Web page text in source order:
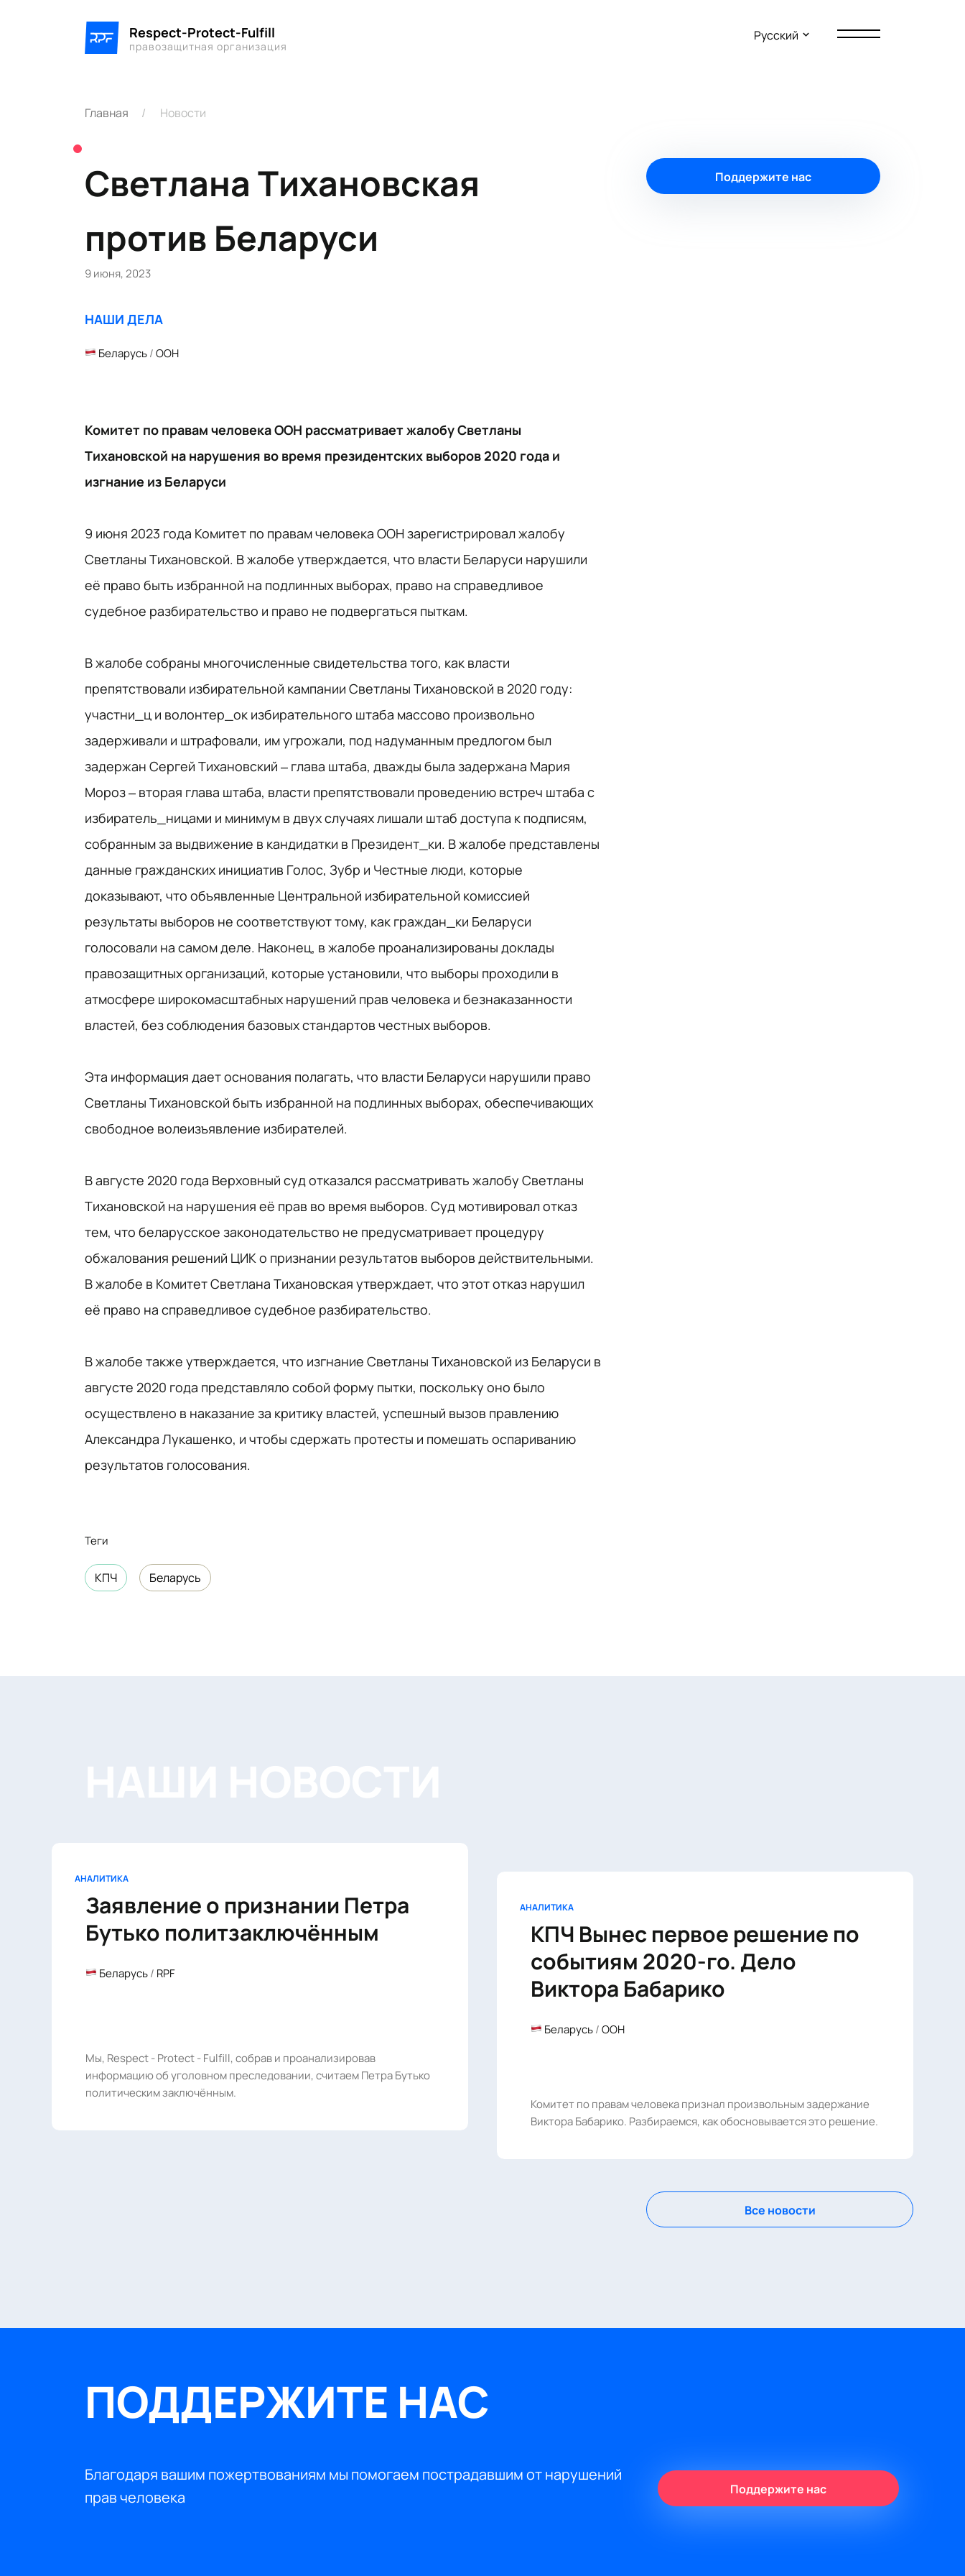
Respect-Protect-Fulfill
правозащитная организация
Русский
Главная Новости
Светлана Тихановская
против Беларуси
9 июня, 2023
НАШИ ДЕЛА
Беларусь/ООН
Комитет по правам человека ООН рассматривает жалобу Светланы
Тихановской на нарушения во время президентских выборов 2020 года и
изгнание из Беларуси
9 июня 2023 года Комитет по правам человека ООН зарегистрировал жалобу
Светланы Тихановской. В жалобе утверждается, что власти Беларуси нарушили
её право быть избранной на подлинных выборах, право на справедливое
судебное разбирательство и право не подвергаться пыткам.
В жалобе собраны многочисленные свидетельства того, как власти
препятствовали избирательной кампании Светланы Тихановской в 2020 году:
участни_ц и волонтер_ок избирательного штаба массово произвольно
задерживали и штрафовали, им угрожали, под надуманным предлогом был
задержан Сергей Тихановский – глава штаба, дважды была задержана Мария
Мороз – вторая глава штаба, власти препятствовали проведению встреч штаба с
избиратель_ницами и минимум в двух случаях лишали штаб доступа к подписям,
собранным за выдвижение в кандидатки в Президент_ки. В жалобе представлены
данные гражданских инициатив Голос, Зубр и Честные люди, которые
доказывают, что объявленные Центральной избирательной комиссией
результаты выборов не соответствуют тому, как граждан_ки Беларуси
голосовали на самом деле. Наконец, в жалобе проанализированы доклады
правозащитных организаций, которые установили, что выборы проходили в
атмосфере широкомасштабных нарушений прав человека и безнаказанности
властей, без соблюдения базовых стандартов честных выборов.
Эта информация дает основания полагать, что власти Беларуси нарушили право
Светланы Тихановской быть избранной на подлинных выборах, обеспечивающих
свободное волеизъявление избирателей.
В августе 2020 года Верховный суд отказался рассматривать жалобу Светланы
Тихановской на нарушения её прав во время выборов. Суд мотивировал отказ
тем, что беларусское законодательство не предусматривает процедуру
обжалования решений ЦИК о признании результатов выборов действительными.
В жалобе в Комитет Светлана Тихановская утверждает, что этот отказ нарушил
её право на справедливое судебное разбирательство.
В жалобе также утверждается, что изгнание Светланы Тихановской из Беларуси в
августе 2020 года представляло собой форму пытки, поскольку оно было
осуществлено в наказание за критику властей, успешный вызов правлению
Александра Лукашенко, и чтобы сдержать протесты и помешать оспариванию
результатов голосования.
Поддержите нас
Теги
КПЧ Беларусь
АНАЛИТИКА
Заявление о признании Петра
Бутько политзаключённым
Беларусь/ RPF
Мы, Respect - Protect - Fulfill, собрав и проанализировав
информацию об уголовном преследовании, считаем Петра Бутько
политическим заключённым.
АНАЛИТИКА
КПЧ Вынес первое решение по
событиям 2020-го. Дело
Виктора Бабарико
Беларусь/ООН
Комитет по правам человека признал произвольным задержание
Виктора Бабарико. Разбираемся, как обосновывается это решение.
Все новости
ПОДДЕРЖИТЕ НАС
Благодаря вашим пожертвованиям мы помогаем пострадавшим от нарушений
прав человека
Поддержите нас